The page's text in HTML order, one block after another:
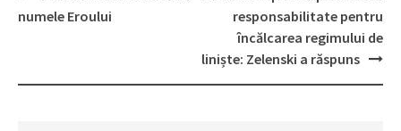
Post
numele Eroului
responsabilitate pentru
încălcarea regimului de
liniște: Zelenski a răspuns